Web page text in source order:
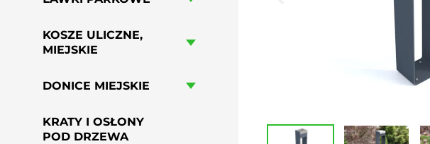
GRILLE PARKOWE, OSIEDLOWE
PRZYSIADKI MIEJSKIE
KOSZE ULICZNE,
MIEJSKIE
DONICE MIEJSKIE
KRATY I OSŁONY
POD DRZEWA